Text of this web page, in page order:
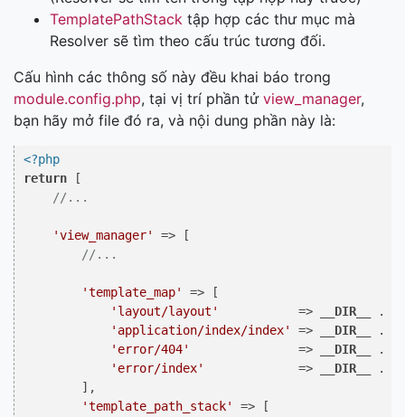
TemplatePathStack tập hợp các thư mục mà
Resolver sẽ tìm theo cấu trúc tương đối.
Cấu hình các thông số này đều khai báo trong
module.config.php, tại vị trí phần tử view_manager,
bạn hãy mở file đó ra, và nội dung phần này là:
<?php
return [
//...
'view_manager'
=> [
//...
'template_map'
=> [
'layout/layout'
           =>
__DIR__ .
'application/index/index'
=> __DIR__ .
'error/404'
               =>
__DIR__ .
'error/index'
             =>
__DIR__ .
        ],
'template_path_stack'
=> [